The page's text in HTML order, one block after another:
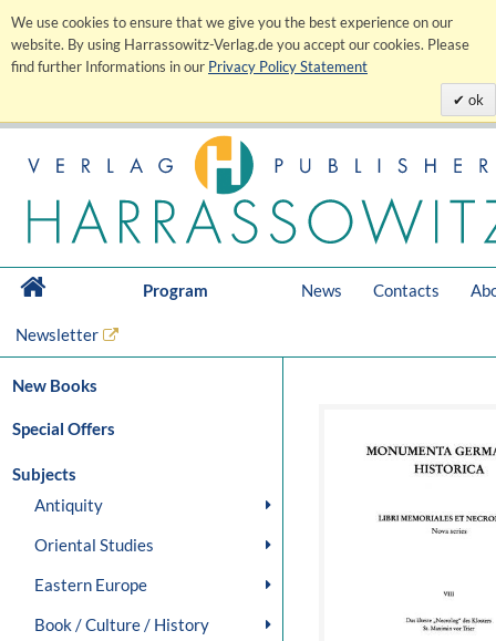
We use cookies to ensure that we give you the best experience on our
website. By using Harrassowitz-Verlag.de you accept our cookies. Please
find further Informations in our Privacy Policy Statement
ok
Program News Contacts
Newsletter
New Books
Special Offers
Subjects
Antiquity
Oriental Studies
Eastern Europe
Book / Culture / History